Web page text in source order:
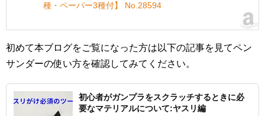
種・ペーパー3種付】 No.28594
初めて本ブログをご覧になった方は以下の記事を見てペン
サンダーの使い方を確認してみてください。
初心者がガンプラをスクラッチするときに必
要なマテリアルについて:ヤスリ編